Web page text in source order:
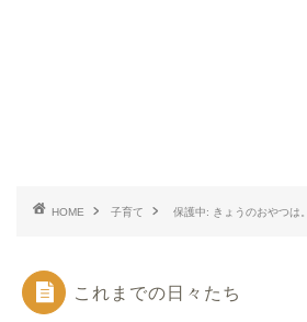
HOME 子育て 保護中: きょうのおやつは。
これまでの日々たち